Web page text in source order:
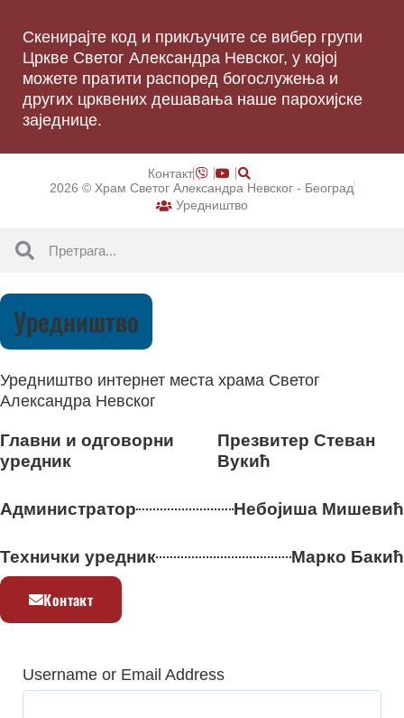
Скенирајте код и прикључите се вибер групи
Цркве Светог Александра Невског, у којој
можете пратити распоред богослужења и
других црквених дешавања наше парохијске
заједнице.
2026 © Храм Светог Александра Невског - Београд
Уредништво
Контакт
Уредништво
Уредништво интернет места храма Светог
Александра Невског
Главни и одговорни
уредник
Презвитер Стеван
Вукић
Администратор Небојиша Мишевић
Технички уредник Марко Бакић
Контакт
Username or Email Address